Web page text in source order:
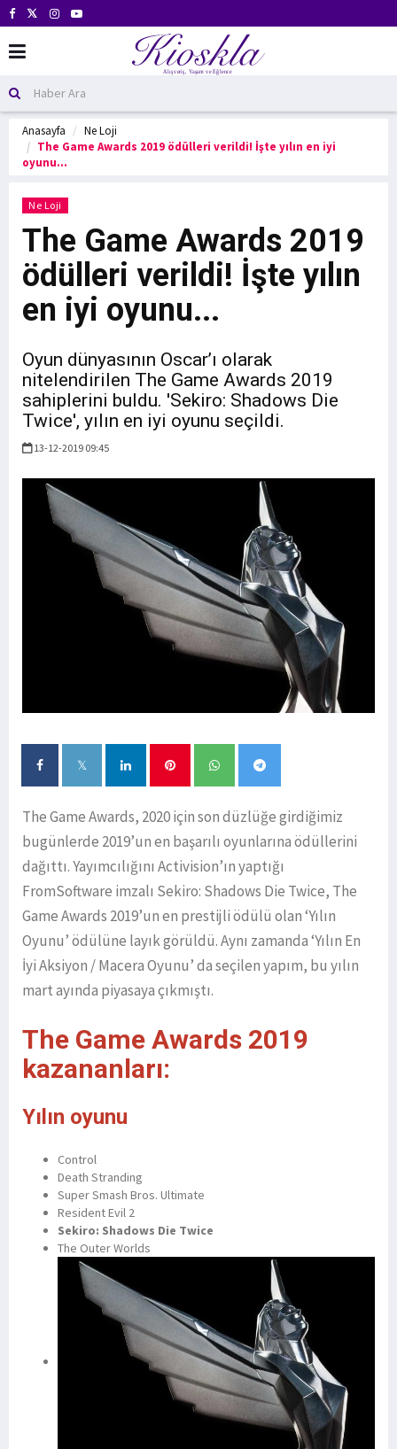
Anasayfa
Ne Loji
The Game Awards 2019 ödülleri verildi! İşte yılın en iyi
oyunu...
Ne Loji
The Game Awards 2019
ödülleri verildi! İşte yılın
en iyi oyunu...
Oyun dünyasının Oscar’ı olarak
nitelendirilen The Game Awards 2019
sahiplerini buldu. 'Sekiro: Shadows Die
Twice', yılın en iyi oyunu seçildi.
13-12-2019 09:45
The Game Awards, 2020 için son düzlüğe girdiğimiz
bugünlerde 2019’un en başarılı oyunlarına ödüllerini
dağıttı. Yayımcılığını Activision’ın yaptığı
FromSoftware imzalı Sekiro: Shadows Die Twice, The
Game Awards 2019’un en prestijli ödülü olan ‘Yılın
Oyunu’ ödülüne layık görüldü. Aynı zamanda ‘Yılın En
İyi Aksiyon / Macera Oyunu’ da seçilen yapım, bu yılın
mart ayında piyasaya çıkmıştı.
The Game Awards 2019
kazananları:
Yılın oyunu
Control
Death Stranding
Super Smash Bros. Ultimate
Resident Evil 2
Sekiro: Shadows Die Twice
The Outer Worlds